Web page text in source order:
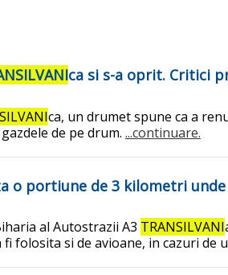
ca si s-a oprit. Critici
ca, un drumet spune ca a
de pe drum. ...continuare.
o portiune de 3 kilometri
al Autostrazii A3 TRANSILVANI
folosita si de avioane, in cazuri